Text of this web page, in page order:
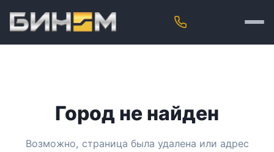
Город не найден
Возможно, страница была удалена или адрес